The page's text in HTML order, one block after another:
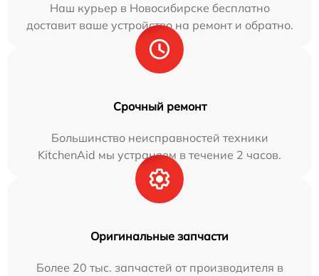
Наш курьер в Новосибирске бесплатно
доставит ваше устройство на ремонт и обратно.
Срочный ремонт
Большинство неисправностей техники
KitchenAid мы устраняем в течение 2 часов.
Оригинальные запчасти
Более 20 тыс. запчастей от производителя в